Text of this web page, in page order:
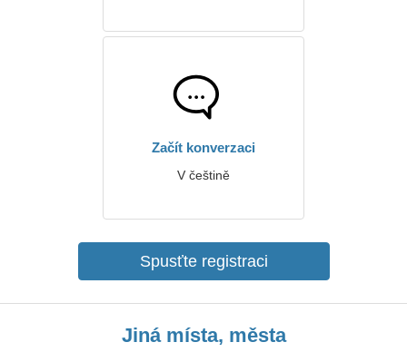
Začít konverzaci
V češtině
Spusťte registraci
Jiná místa, města